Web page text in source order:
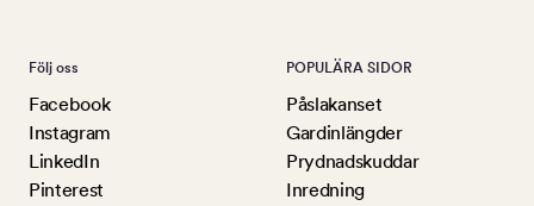
Följ oss
Facebook
Instagram
LinkedIn
Pinterest
POPULÄRA SIDOR
Påslakanset
Gardinlängder
Prydnadskuddar
Inredning